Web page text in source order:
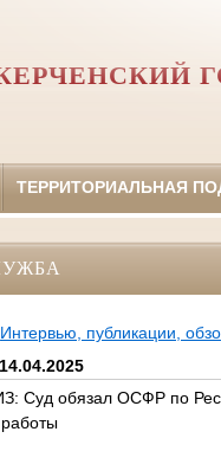
ТЕРРИТОРИАЛЬНАЯ
Интервью, публикации,
Суд обязал ОСФР по